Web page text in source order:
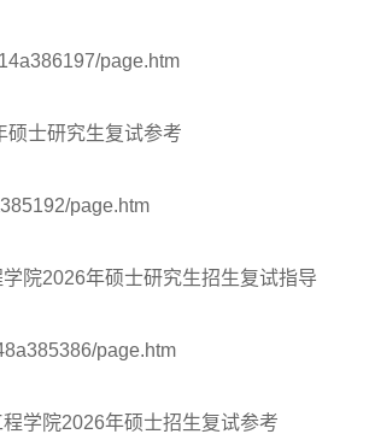
page.htm
士研究生复试参考
page.htm
2026年硕士研究生招生复试指导
page.htm
学院2026年硕士招生复试参考